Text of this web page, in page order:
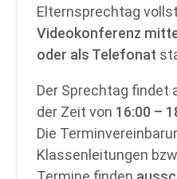
Elternsprechtag
Videokonferenz
oder als Telefonat
Der Sprechtag findet
der Zeit von 16:00 –
Die
Klassenleitungen